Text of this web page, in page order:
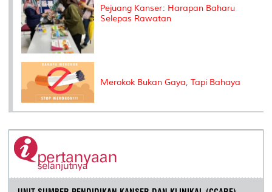
Pejuang Kanser: Harapan Baharu
Selepas Rawatan
Merokok Bukan Gaya, Tapi Bahaya